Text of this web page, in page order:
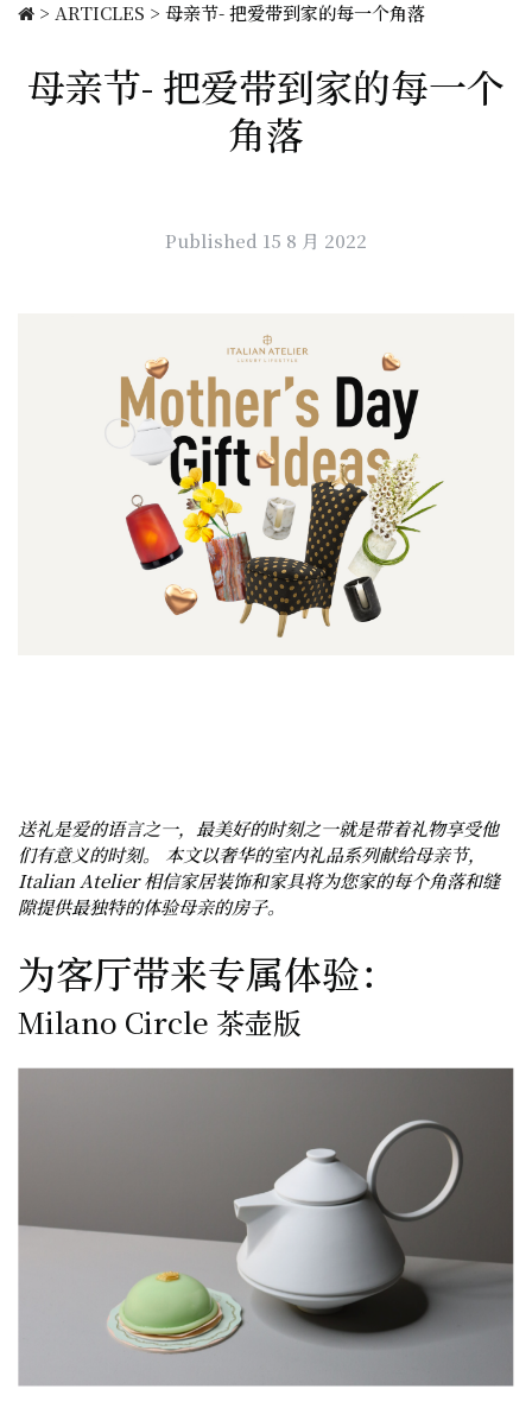
> ARTICLES > 母亲节- 把爱带到家的每一个角落
母亲节- 把爱带到家的每一个
角落
Published 15 8 月 2022
送礼是爱的语言之一，最美好的时刻之一就是带着礼物享受他
们有意义的时刻。 本文以奢华的室内礼品系列献给母亲节，
Italian Atelier 相信家居装饰和家具将为您家的每个角落和缝
隙提供最独特的体验母亲的房子。
为客厅带来专属体验：
Milano Circle 茶壶版